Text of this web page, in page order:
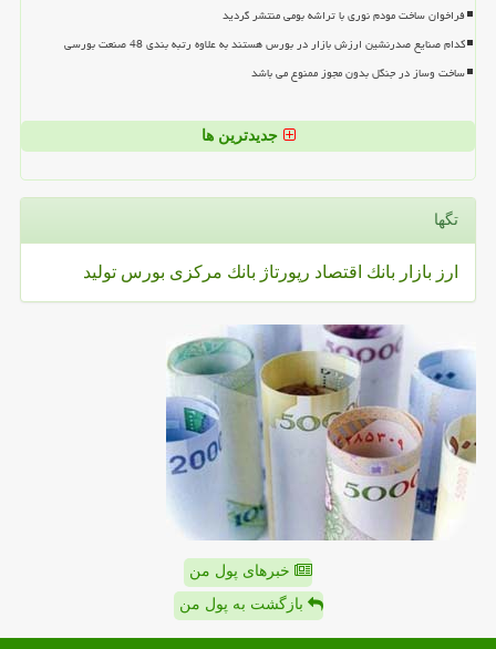
فراخوان ساخت مودم نوری با تراشه بومی منتشر گردید
کدام صنایع صدرنشین ارزش بازار در بورس هستند به علاوه رتبه بندی 48 صنعت بورسی
ساخت وساز در جنگل بدون مجوز ممنوع می باشد
جدیدترین ها
تگها
ارز بازار بانك اقتصاد رپورتاژ بانك مركزی بورس تولید
خبرهای پول من
بازگشت به پول من